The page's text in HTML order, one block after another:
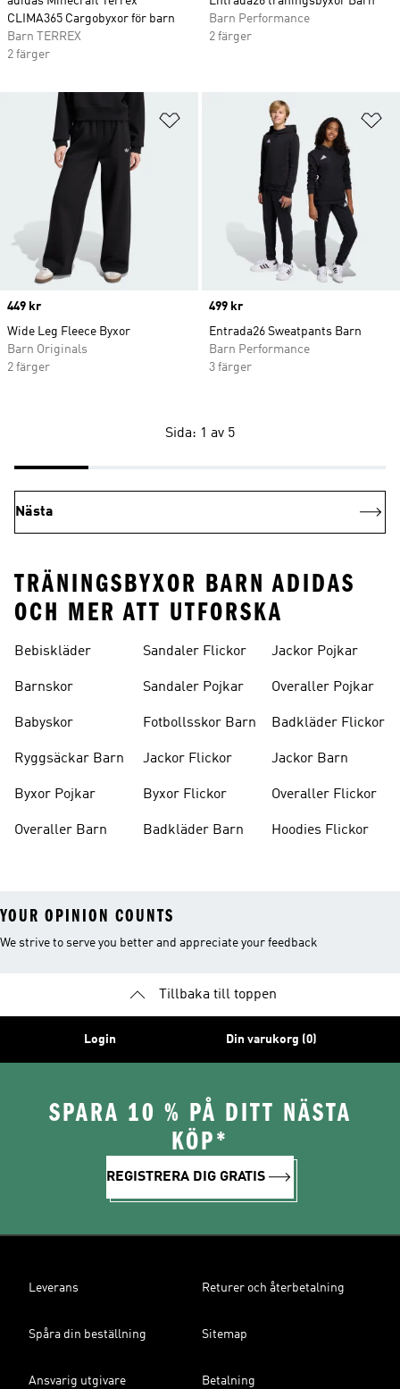
CLIMA365 Cargobyxor för barn
Barn TERREX
2 färger
Barn Performance
2 färger
Lägg till på önskelistan
Price
449 kr
Wide Leg Fleece Byxor
Barn Originals
2 färger
Price
499 kr
Entrada26 Sweatpants Barn
Barn Performance
3 färger
Sida: 1 av 5
Nästa
TRÄNINGSBYXOR BARN ADIDAS
OCH MER ATT UTFORSKA
Bebiskläder
Barnskor
Babyskor
Ryggsäckar Barn
Byxor Pojkar
Overaller Barn
Sandaler Flickor
Sandaler Pojkar
Fotbollsskor Barn
Jackor Flickor
Byxor Flickor
Badkläder Barn
Jackor Pojkar
Overaller Pojkar
Badkläder Flickor
Jackor Barn
Overaller Flickor
Hoodies Flickor
YOUR OPINION COUNTS
We strive to serve you better and appreciate your feedback
Tillbaka till toppen
Login Din varukorg (0)
SPARA 10 % PÅ DITT NÄSTA
KÖP*
REGISTRERA DIG GRATIS
Leverans Returer och återbetalning
Spåra din beställning Sitemap
Ansvarig utgivare Betalning